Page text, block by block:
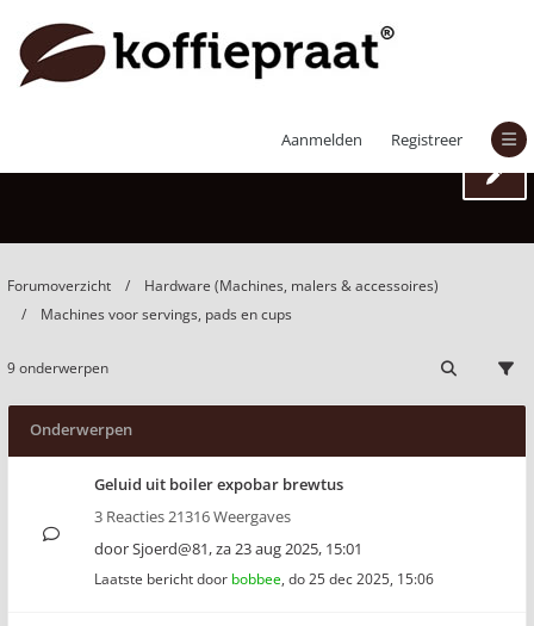
Aanmelden Registreer
Machines voor servings, pads en cups
Forumoverzicht
Hardware (Machines, malers & accessoires)
Machines voor servings, pads en cups
9 onderwerpen
Onderwerpen
Geluid uit boiler expobar brewtus
3 Reacties 21316 Weergaves
doorSjoerd@81,za 23 aug 2025, 15:01
Laatste bericht door bobbee, do 25 dec 2025, 15:06